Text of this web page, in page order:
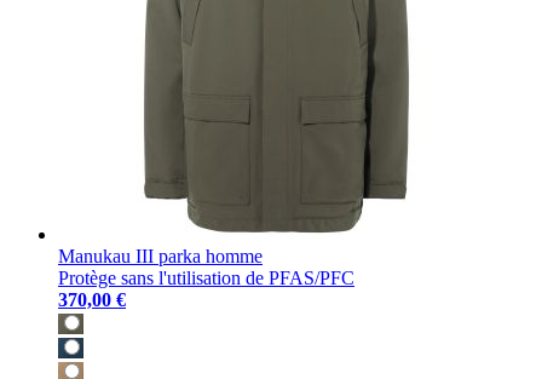
Manukau III parka homme
Protège sans l'utilisation de PFAS/PFC
370,00 €